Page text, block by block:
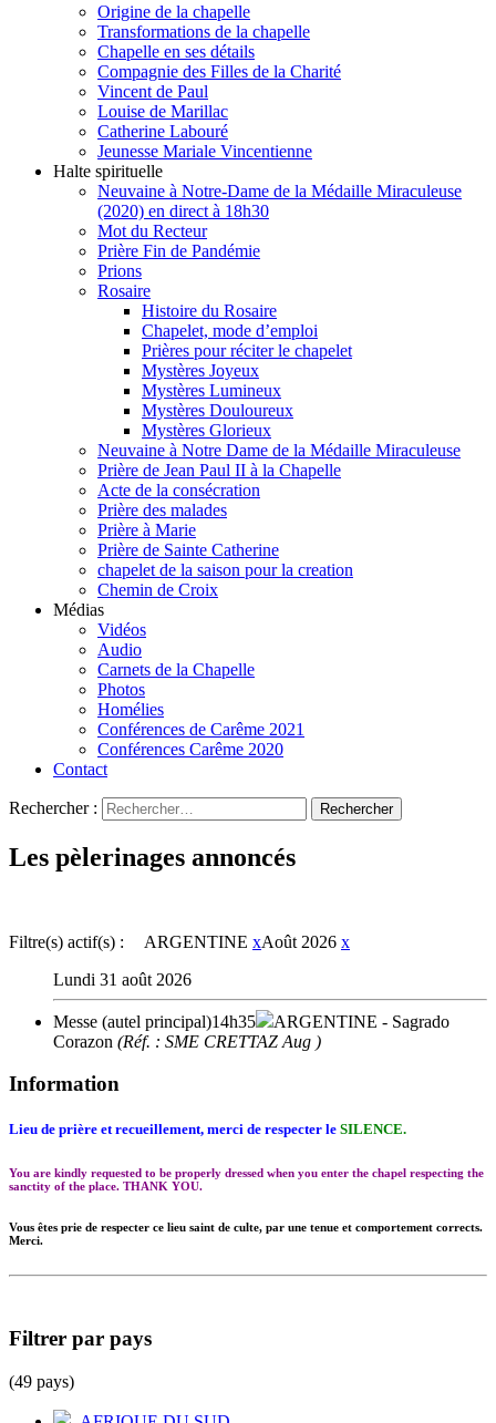
Origine de la chapelle
Transformations de la chapelle
Chapelle en ses détails
Compagnie des Filles de la Charité
Vincent de Paul
Louise de Marillac
Catherine Labouré
Jeunesse Mariale Vincentienne
Halte spirituelle
Neuvaine à Notre-Dame de la Médaille Miraculeuse
(2020) en direct à 18h30
Mot du Recteur
Prière Fin de Pandémie
Prions
Rosaire
Histoire du Rosaire
Chapelet, mode d’emploi
Prières pour réciter le chapelet
Mystères Joyeux
Mystères Lumineux
Mystères Douloureux
Mystères Glorieux
Neuvaine à Notre Dame de la Médaille Miraculeuse
Prière de Jean Paul II à la Chapelle
Acte de la consécration
Prière des malades
Prière à Marie
Prière de Sainte Catherine
chapelet de la saison pour la creation
Chemin de Croix
Médias
Vidéos
Audio
Carnets de la Chapelle
Photos
Homélies
Conférences de Carême 2021
Conférences Carême 2020
Contact
Rechercher :
Les pèlerinages annoncés
Filtre(s) actif(s) : ARGENTINE xAoût 2026 x
Lundi 31 août 2026
Messe (autel principal)14h35 ARGENTINE - Sagrado
Corazon (Réf. : SME CRETTAZ Aug )
Information
Lieu de prière et recueillement, merci de respecter le SILENCE.
You are kindly requested to be properly dressed when you enter the chapel respecting the
sanctity of the place. THANK YOU.
Vous êtes prie de respecter ce lieu saint de culte, par une tenue et comportement corrects.
Merci.
Filtrer par pays
(49 pays)